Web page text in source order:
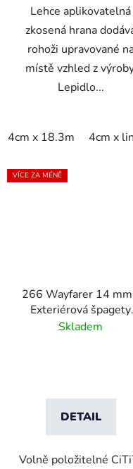
Lehce aplikovatelná
zkosená hrana
rohoži upravované
místě vzhled z
Lepidlo...
4cm x 18.3m 4cm x
VÍCE ZA MÉNĚ
266 Wayfarer 14
Exteriérová špagety
rohož bez podkladu -
Skladem
DETAIL
Volně položitelné